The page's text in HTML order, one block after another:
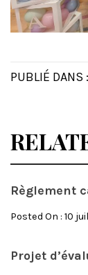
PUBLIÉ DANS :
Règlement
Posted On : 10
Projet